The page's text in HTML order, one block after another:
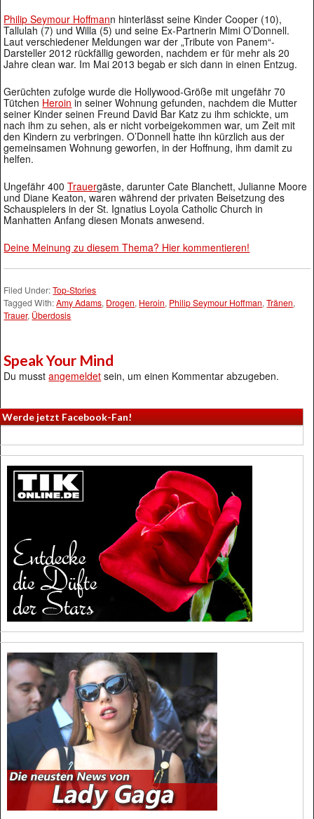
Philip Seymour Hoffmann hinterlässt seine Kinder Cooper (10),
Tallulah (7) und Willa (5) und seine Ex-Partnerin Mimi O’Donnell.
Laut verschiedener Meldungen war der „Tribute von Panem“-
Darsteller 2012 rückfällig geworden, nachdem er für mehr als 20
Jahre clean war. Im Mai 2013 begab er sich dann in einen Entzug.
Gerüchten zufolge wurde die Hollywood-Größe mit ungefähr 70
Tütchen Heroin in seiner Wohnung gefunden, nachdem die Mutter
seiner Kinder seinen Freund David Bar Katz zu ihm schickte, um
nach ihm zu sehen, als er nicht vorbeigekommen war, um Zeit mit
den Kindern zu verbringen. O’Donnell hatte ihn kürzlich aus der
gemeinsamen Wohnung geworfen, in der Hoffnung, ihm damit zu
helfen.
Ungefähr 400Trauergäste, darunter Cate Blanchett, Julianne Moore
und Diane Keaton, waren während der privaten Beisetzung des
Schauspielers in der St. Ignatius Loyola Catholic Church in
Manhatten Anfang diesen Monats anwesend.
Deine Meinung zu diesem Thema? Hier kommentieren!
Filed Under:Top-Stories
Tagged With:Amy Adams, Drogen, Heroin, Philip Seymour Hoffman,Tränen,
Trauer, Überdosis
Speak Your Mind
Du musstangemeldet sein, um einen Kommentar abzugeben.
Werde jetzt Facebook-Fan!